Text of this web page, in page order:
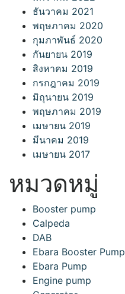
ธันวาคม 2021
พฤษภาคม 2020
กุมภาพันธ์ 2020
กันยายน 2019
สิงหาคม 2019
กรกฎาคม 2019
มิถุนายน 2019
พฤษภาคม 2019
เมษายน 2019
มีนาคม 2019
เมษายน 2017
หมวดหมู่
Booster pump
Calpeda
DAB
Ebara Booster Pump
Ebara Pump
Engine pump